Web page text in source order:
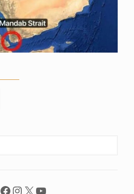
Facebook
Instagram
X YouTube